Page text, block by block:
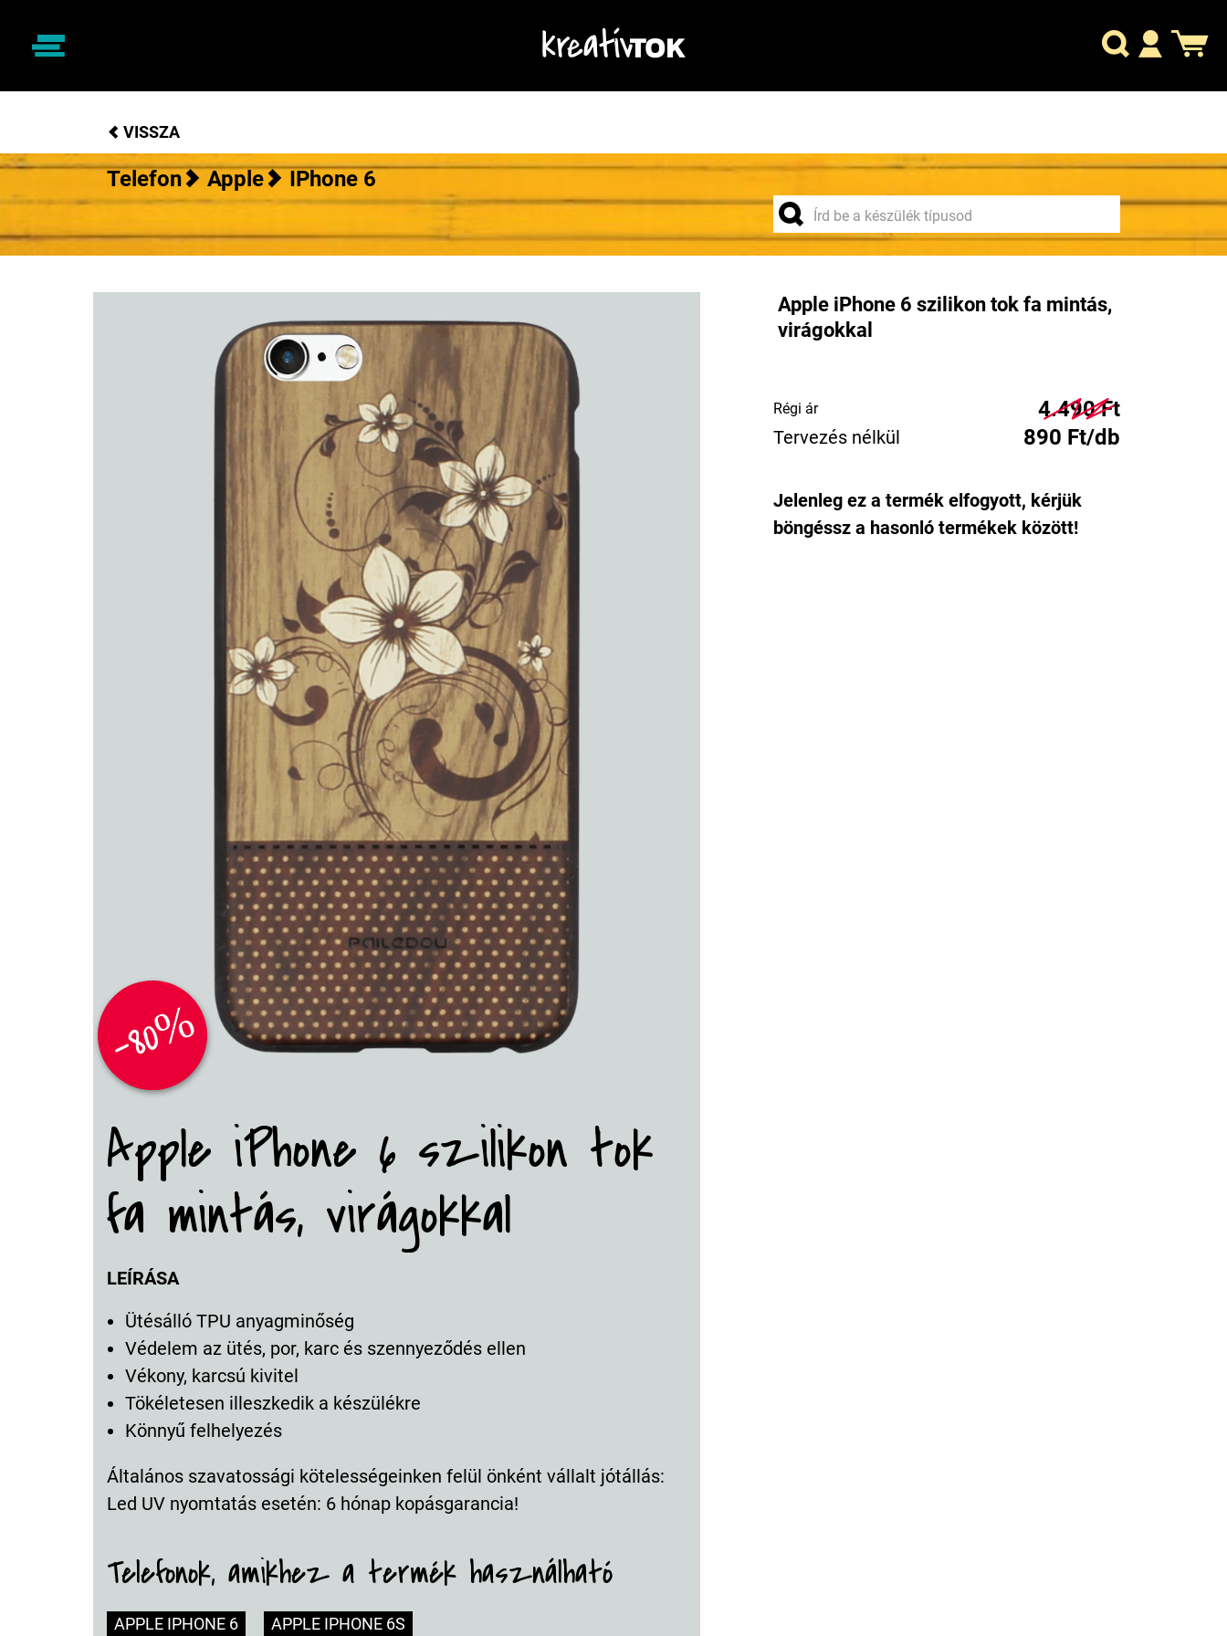
VISSZA
Telefon Apple IPhone 6
-80%
Apple iPhone 6 szilikon tok
fa mintás, virágokkal
LEÍRÁSA
Ütésálló TPU anyagminőség
Védelem az ütés, por, karc és szennyeződés ellen
Vékony, karcsú kivitel
Tökéletesen illeszkedik a készülékre
Könnyű felhelyezés
Általános szavatossági kötelességeinken felül önként vállalt jótállás:
Led UV nyomtatás esetén: 6 hónap kopásgarancia!
Telefonok, amikhez a termék használható
APPLE IPHONE 6 APPLE IPHONE 6S
Apple iPhone 6 szilikon tok fa mintás,
virágokkal
Régi ár 4.490 Ft
Tervezés nélkül 890 Ft/db
Jelenleg ez a termék elfogyott, kérjük
böngéssz a hasonló termékek között!